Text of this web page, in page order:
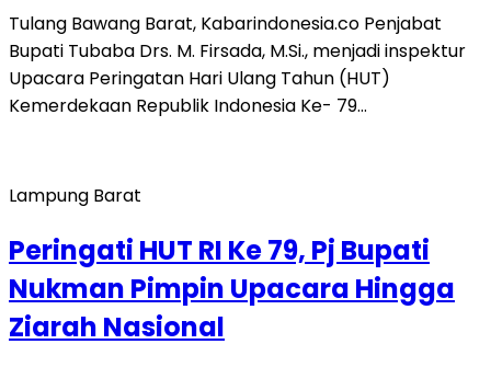
Tulang Bawang Barat, Kabarindonesia.co Penjabat
Bupati Tubaba Drs. M. Firsada, M.Si., menjadi inspektur
Upacara Peringatan Hari Ulang Tahun (HUT)
Kemerdekaan Republik Indonesia Ke- 79…
Lampung Barat
Peringati HUT RI Ke 79, Pj Bupati
Nukman Pimpin Upacara Hingga
Ziarah Nasional